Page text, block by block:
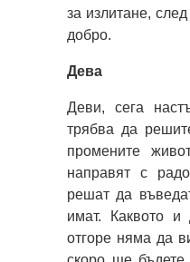
за излитане,
добро.
Дева
Деви, сега
трябва да
промените
направят с
решат да
имат. Каквото
отгоре няма да